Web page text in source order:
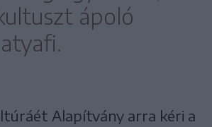
ápoló
Alapítvány arra kéri a